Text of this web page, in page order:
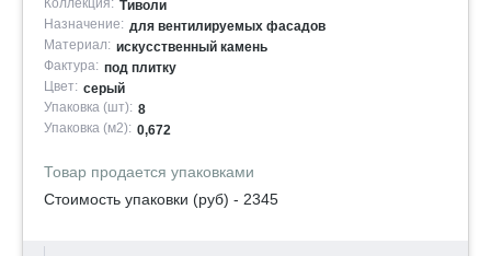
Коллекция: Тиволи
Назначение: для вентилируемых фасадов
Материал: искусственный камень
Фактура: под плитку
Цвет: серый
Упаковка (шт): 8
Упаковка (м2): 0,672
Товар продается упаковками
Стоимость упаковки (руб) - 2345